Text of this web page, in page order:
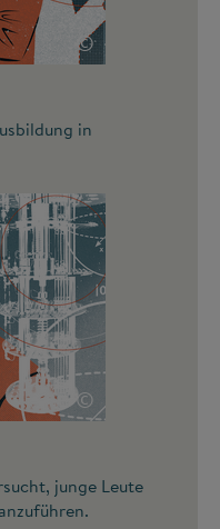
©
in
©
junge Leute